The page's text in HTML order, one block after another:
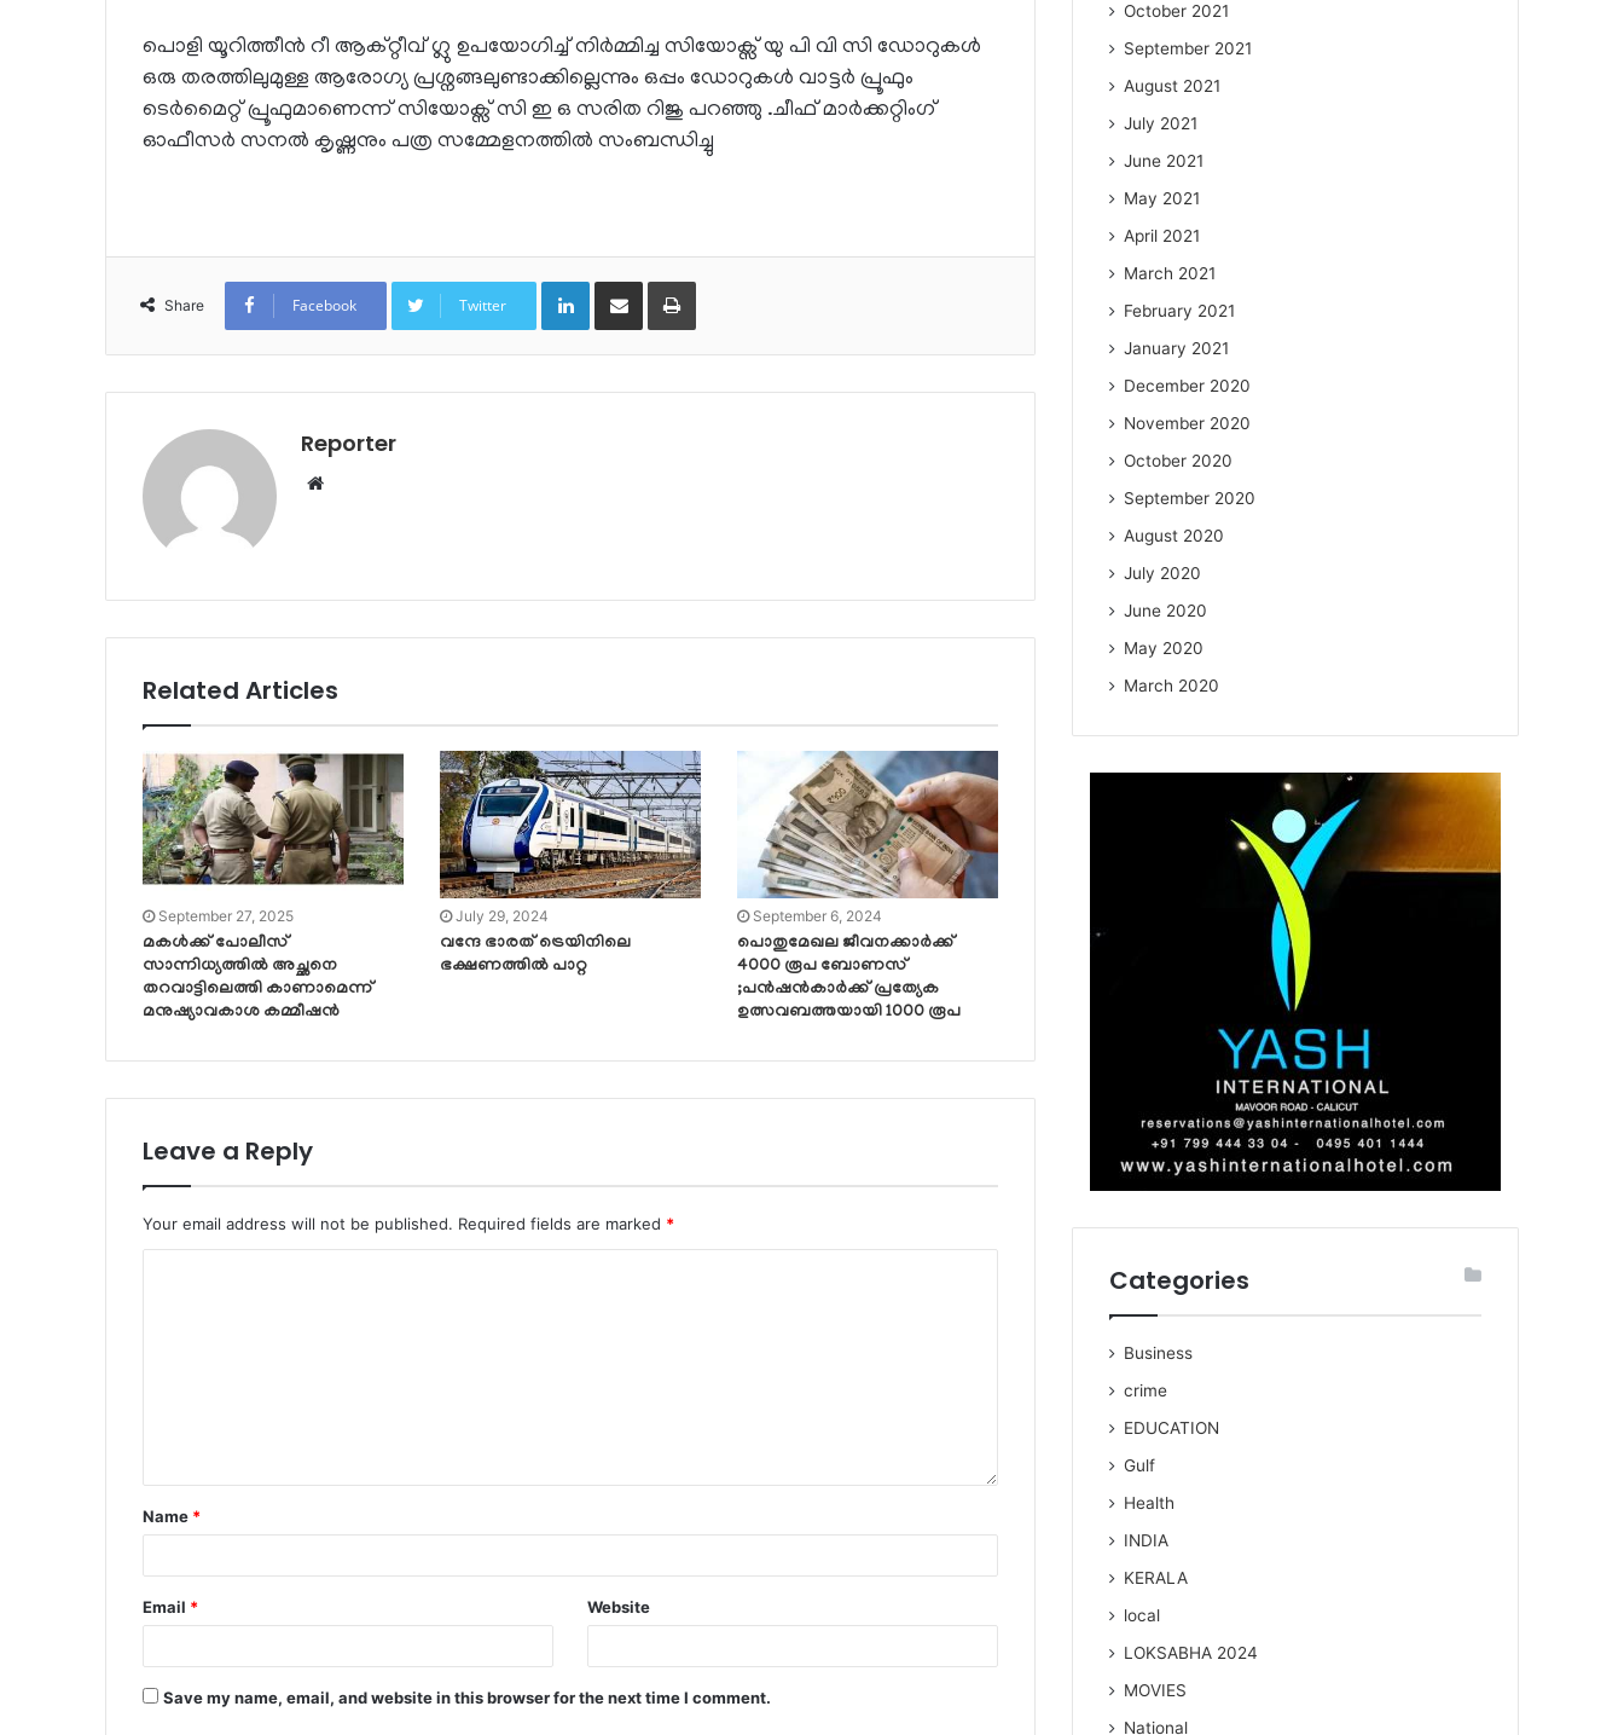
പൊളി യൂറിത്തീൻ റീ ആക്റ്റീവ് ഗ്ലു ഉപയോഗിച്ച് നിർമ്മിച്ച സിയോക്സ് യു പി വി സി ഡോറുകൾ
ഒരു തരത്തിലുമുള്ള ആരോഗ്യ പ്രശ്നങ്ങലുണ്ടാക്കില്ലെന്നും ഒപ്പം ഡോറുകൾ വാട്ടർ പ്രൂഫും
ടെർമൈറ്റ് പ്രൂഫുമാണെന്ന് സിയോക്സ് സി ഇ ഒ സരിത റിജു പറഞ്ഞു .ചീഫ് മാർക്കറ്റിംഗ്
ഓഫീസർ സനൽ കൃഷ്ണനും പത്ര സമ്മേളനത്തിൽ സംബന്ധിച്ചു
Share Facebook Twitter
LinkedInShare via Email Print
Reporter
Website
Related Articles
September 27, 2025
മകൾക്ക് പോലീസ്
സാന്നിധ്യത്തിൽ അച്ഛനെ
തറവാട്ടിലെത്തി കാണാമെന്ന്
മനുഷ്യാവകാശ കമ്മീഷൻ
July 29, 2024
വന്ദേ ഭാരത് ട്രെയിനിലെ
ഭക്ഷണത്തില്‍ പാറ്റ
September 6, 2024
പൊതുമേഖല ജീവനക്കാര്‍ക്ക്
4000 രൂപ ബോണസ്
;പന്‍ഷന്‍കാര്‍ക്ക് പ്രത്യേക
ഉത്സവബത്തയായി 1000 രൂപ
Leave a Reply
Your email address will not be published. Required fields are marked *
Name *
Email * Website
Save my name, email, and website in this browser for the next time I comment.
October 2021
September 2021
August 2021
July 2021
June 2021
May 2021
April 2021
March 2021
February 2021
January 2021
December 2020
November 2020
October 2020
September 2020
August 2020
July 2020
June 2020
May 2020
March 2020
Categories
Business
crime
EDUCATION
Gulf
Health
INDIA
KERALA
local
LOKSABHA 2024
MOVIES
National